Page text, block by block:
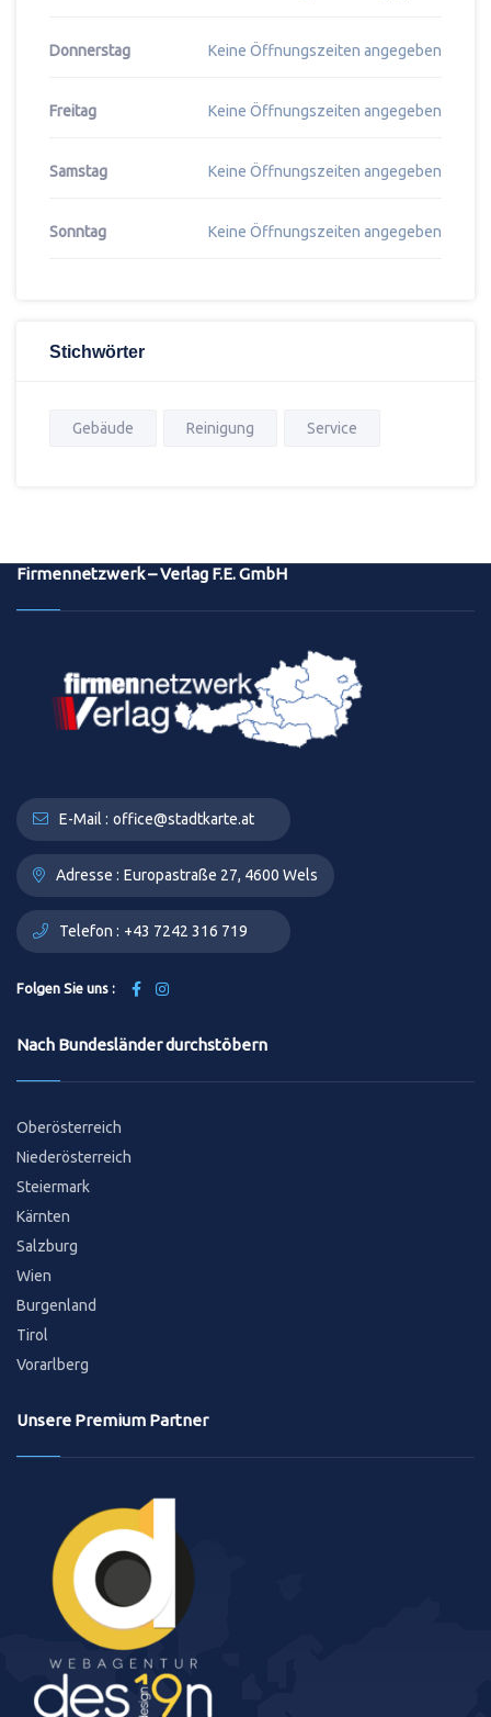
Donnerstag Keine Öffnungszeiten angegeben
Freitag Keine Öffnungszeiten angegeben
Samstag Keine Öffnungszeiten angegeben
Sonntag Keine Öffnungszeiten angegeben
Stichwörter
Gebäude Reinigung Service
Firmennetzwerk – Verlag F.E. GmbH
E-Mail : office@stadtkarte.at
Adresse : Europastraße 27, 4600 Wels
Telefon : +43 7242 316 719
Folgen Sie uns :
Nach Bundesländer durchstöbern
Oberösterreich
Niederösterreich
Steiermark
Kärnten
Salzburg
Wien
Burgenland
Tirol
Vorarlberg
Unsere Premium Partner